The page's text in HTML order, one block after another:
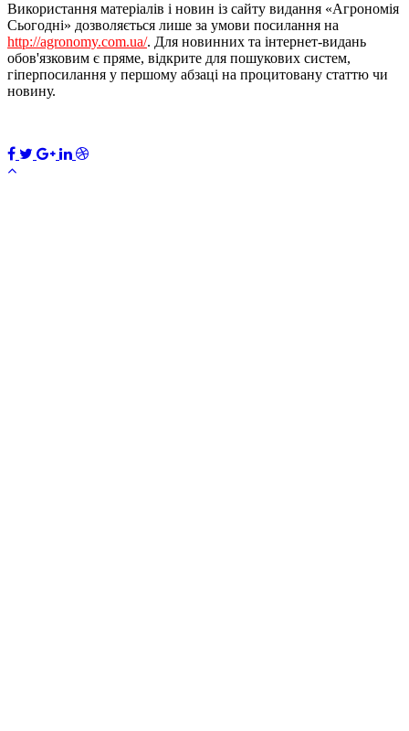
Використання матеріалів і новин із сайту видання «Агрономія
Сьогодні» дозволяється лише за умови посилання на
http://agronomy.com.ua/. Для новинних та інтернет-видань
обов'язковим є пряме, відкрите для пошукових систем,
гіперпосилання у першому абзаці на процитовану статтю чи
новину.